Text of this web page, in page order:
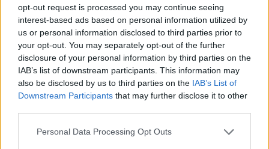
opt-out request is processed you may continue seeing
interest-based ads based on personal information utilized by
us or personal information disclosed to third parties prior to
your opt-out. You may separately opt-out of the further
disclosure of your personal information by third parties on the
IAB’s list of downstream participants. This information may
also be disclosed by us to third parties on the IAB’s List of
Downstream Participants that may further disclose it to other
Personal Data Processing Opt Outs
geef mening
Cetirizine Tabletten
09-01-2026 | Man | 27
cetirizine
Effectiviteit